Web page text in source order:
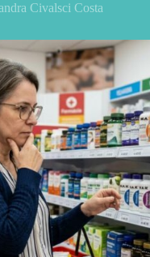
Civalsci Costa